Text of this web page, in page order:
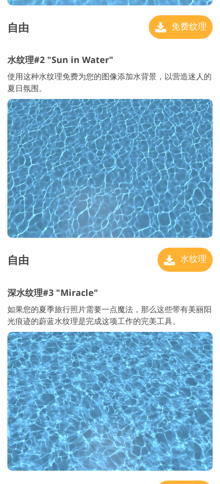
自由 免费纹理
水纹理#2 "Sun in Water"
使用这种水纹理免费为您的图像添加水背景，以营造迷人的
夏日氛围。
自由 水纹理
深水纹理#3 "Miracle"
如果您的夏季旅行照片需要一点魔法，那么这些带有美丽阳
光痕迹的蔚蓝水纹理是完成这项工作的完美工具。